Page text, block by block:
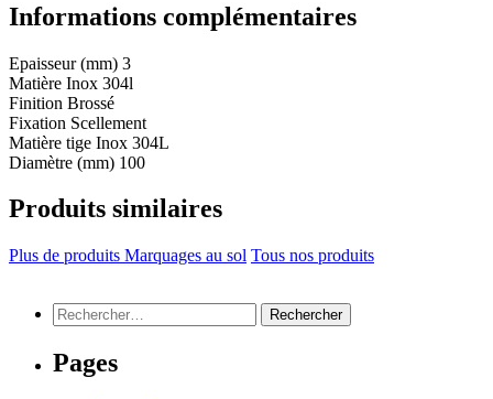
Informations complémentaires
Epaisseur (mm) 3
Matière Inox 304l
Finition Brossé
Fixation Scellement
Matière tige Inox 304L
Diamètre (mm) 100
Produits similaires
Plus de produits Marquages au sol Tous nos produits
Rechercher :
Pages